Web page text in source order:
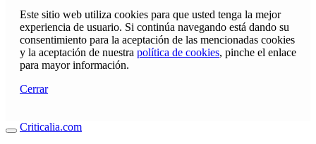
Este sitio web utiliza cookies para que usted tenga la mejor
experiencia de usuario. Si continúa navegando está dando su
consentimiento para la aceptación de las mencionadas cookies
y la aceptación de nuestra política de cookies, pinche el enlace
para mayor información.
Cerrar
Criticalia.com